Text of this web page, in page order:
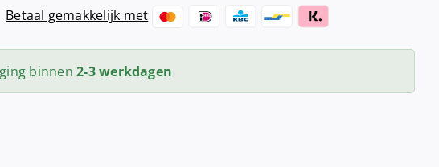
Betaal gemakkelijk met
binnen2-3 werkdagen